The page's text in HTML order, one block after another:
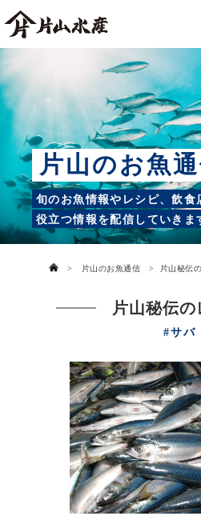
片山のお魚
旬のお魚情報やレシピ、飲食
役立つ情報を配信していきま
> 片山のお魚通信 > 片山秘伝
片山秘伝
サバ